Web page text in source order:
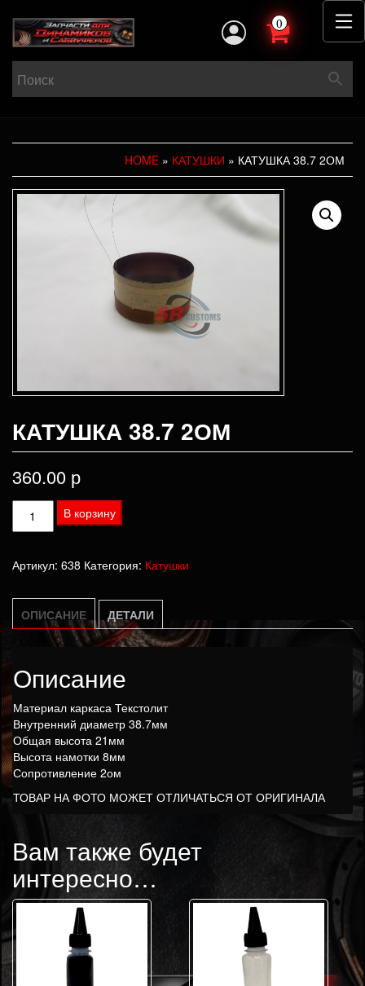
0
HOME » КАТУШКИ » КАТУШКА 38.7 2ОМ
КАТУШКА 38.7 2ОМ
360.00 р
Количество
товара
38.7
В корзину
Артикул: 638 Категория: Катушки
ОПИСАНИЕ ДЕТАЛИ
Описание
Материал каркаса Текстолит
Внутренний диаметр 38.7мм
Общая высота 21мм
Высота намотки 8мм
Сопротивление 2ом
ТОВАР НА ФОТО МОЖЕТ ОТЛИЧАТЬСЯ ОТ ОРИГИНАЛА
Вам также будет
интересно…